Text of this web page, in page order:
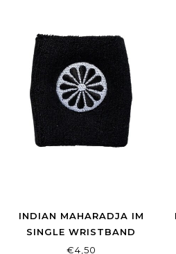
INDIAN MAHARADJA IM
SINGLE WRISTBAND
BLACK
€4,50